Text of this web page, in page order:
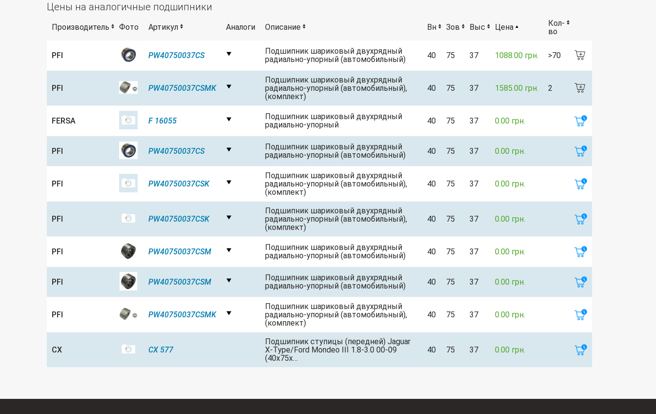
Цены на аналогичные подшипники
Производитель Фото Артикул Аналоги Описание Вн Зов Выс Цена
Кол-
во
PFI PW40750037CS
Подшипник шариковый двухрядный
радиально-упорный (автомобильный)
40 75 37 1088.00 грн. >70
PFI PW40750037CSMK
Подшипник шариковый двухрядный
радиально-упорный (автомобильный),
(комплект)
40 75 37 1585.00 грн. 2
FERSA F 16055
Подшипник шариковый двухрядный
радиально-упорный
40 75 37 0.00 грн.
PFI PW40750037CS
Подшипник шариковый двухрядный
радиально-упорный (автомобильный)
40 75 37 0.00 грн.
PFI PW40750037CSK
Подшипник шариковый двухрядный
радиально-упорный (автомобильный),
(комплект)
40 75 37 0.00 грн.
PFI PW40750037CSK
Подшипник шариковый двухрядный
радиально-упорный (автомобильный),
(комплект)
40 75 37 0.00 грн.
PFI PW40750037CSM
Подшипник шариковый двухрядный
радиально-упорный (автомобильный)
40 75 37 0.00 грн.
PFI PW40750037CSM
Подшипник шариковый двухрядный
радиально-упорный (автомобильный)
40 75 37 0.00 грн.
PFI PW40750037CSMK
Подшипник шариковый двухрядный
радиально-упорный (автомобильный),
(комплект)
40 75 37 0.00 грн.
CX CX 577
Подшипник ступицы (передней) Jaguar
X-Type/Ford Mondeo III 1.8-3.0 00-09
(40х75х…
40 75 37 0.00 грн.